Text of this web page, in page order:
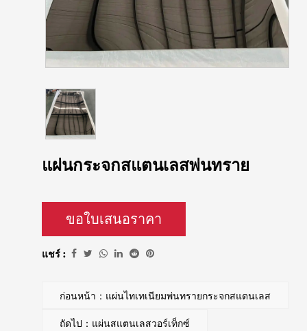
แผ่นกระจกสแตนเลสพ่นทราย
ขอใบเสนอราคา
แชร์ :
ก่อนหน้า：แผ่นไทเทเนียมพ่นทรายกระจกสแตนเลส
ถัดไป：แผ่นสแตนเลสวอร์เท็กซ์